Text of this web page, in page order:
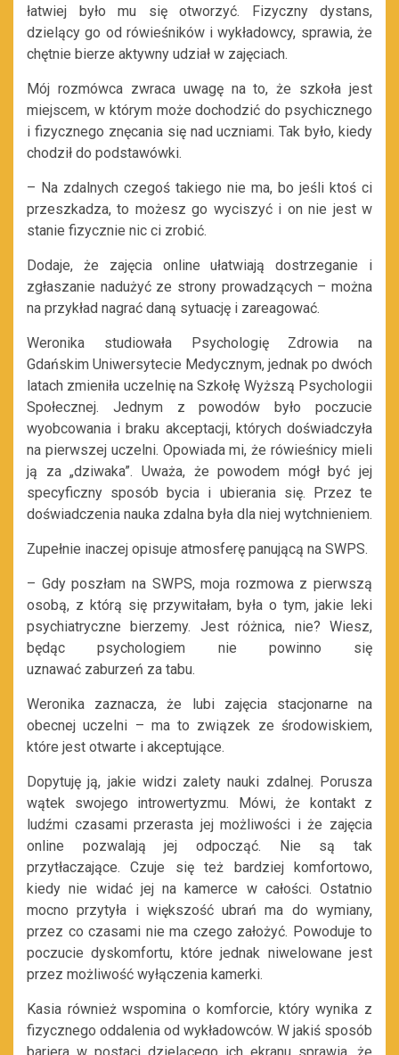
łatwiej było mu się otworzyć. Fizyczny dystans,
dzielący go od rówieśników i wykładowcy, sprawia, że
chętnie bierze aktywny udział w zajęciach.
Mój rozmówca zwraca uwagę na to, że szkoła jest
miejscem, w którym może dochodzić do psychicznego
i fizycznego znęcania się nad uczniami. Tak było, kiedy
chodził do podstawówki.
– Na zdalnych czegoś takiego nie ma, bo jeśli ktoś ci
przeszkadza, to możesz go wyciszyć i on nie jest w
stanie fizycznie nic ci zrobić.
Dodaje, że zajęcia online ułatwiają dostrzeganie i
zgłaszanie nadużyć ze strony prowadzących – można
na przykład nagrać daną sytuację i zareagować.
Weronika studiowała Psychologię Zdrowia na
Gdańskim Uniwersytecie Medycznym, jednak po dwóch
latach zmieniła uczelnię na Szkołę Wyższą Psychologii
Społecznej. Jednym z powodów było poczucie
wyobcowania i braku akceptacji, których doświadczyła
na pierwszej uczelni. Opowiada mi, że rówieśnicy mieli
ją za „dziwaka”. Uważa, że powodem mógł być jej
specyficzny sposób bycia i ubierania się. Przez te
doświadczenia nauka zdalna była dla niej wytchnieniem.
Zupełnie inaczej opisuje atmosferę panującą na SWPS.
– Gdy poszłam na SWPS, moja rozmowa z pierwszą
osobą, z którą się przywitałam, była o tym, jakie leki
psychiatryczne bierzemy. Jest różnica, nie? Wiesz,
będąc psychologiem nie powinno się
uznawać zaburzeń za tabu.
Weronika zaznacza, że lubi zajęcia stacjonarne na
obecnej uczelni – ma to związek ze środowiskiem,
które jest otwarte i akceptujące.
Dopytuję ją, jakie widzi zalety nauki zdalnej. Porusza
wątek swojego introwertyzmu. Mówi, że kontakt z
ludźmi czasami przerasta jej możliwości i że zajęcia
online pozwalają jej odpocząć. Nie są tak
przytłaczające. Czuje się też bardziej komfortowo,
kiedy nie widać jej na kamerce w całości. Ostatnio
mocno przytyła i większość ubrań ma do wymiany,
przez co czasami nie ma czego założyć. Powoduje to
poczucie dyskomfortu, które jednak niwelowane jest
przez możliwość wyłączenia kamerki.
Kasia również wspomina o komforcie, który wynika z
fizycznego oddalenia od wykładowców. W jakiś sposób